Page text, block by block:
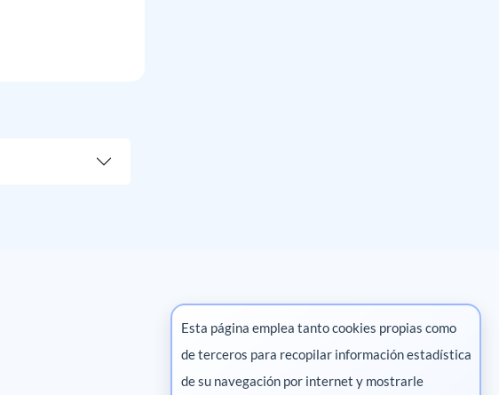
Marketing digital
Esta página emplea tanto cookies propias como
de terceros para recopilar información estadística
de su navegación por internet y mostrarle